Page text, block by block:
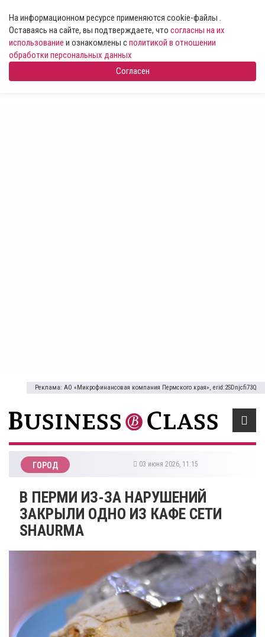
На информационном ресурсе применяются cookie-файлы .
Оставаясь на сайте, вы подтверждаете, что согласны на их
использование и ознакомлены сполитикой в отношении
обработки персональных данных
Согласен
Реклама: АО «Микрофинансовая компания Пермского края», erid:2SDnjcfi73Q
ГОРОД 03 июня 2026, 11:15
В ПЕРМИ ИЗ-ЗА НАРУШЕНИЙ
ЗАКРЫЛИ ОДНО ИЗ КАФЕ СЕТИ
SHAURMA